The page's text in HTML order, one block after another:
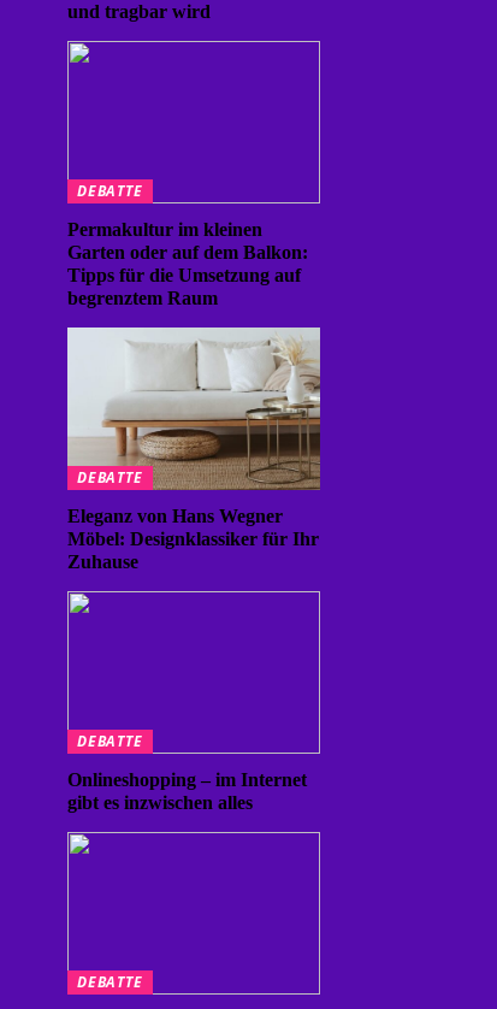
und tragbar wird
DEBATTE
Permakultur im kleinen
Garten oder auf dem Balkon:
Tipps für die Umsetzung auf
begrenztem Raum
DEBATTE
Eleganz von Hans Wegner
Möbel: Designklassiker für Ihr
Zuhause
DEBATTE
Onlineshopping – im Internet
gibt es inzwischen alles
DEBATTE